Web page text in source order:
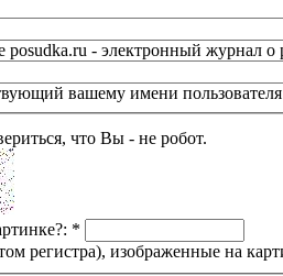
posudka.ru - электронный журнал
вашему имени
что Вы - не робот.
*
регистра), изображенные на